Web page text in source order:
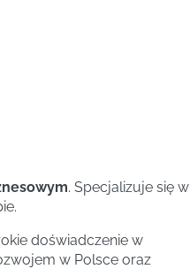
. Specjalizuje się w
doświadczenie w
w Polsce oraz